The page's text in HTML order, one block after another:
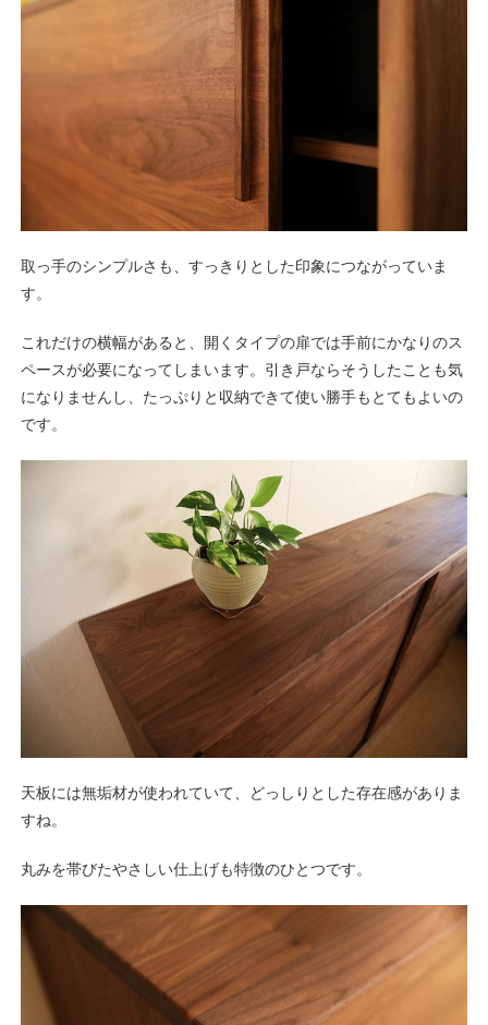
取っ手のシンプルさも、すっきりとした印象につながっていま
す。
これだけの横幅があると、開くタイプの扉では手前にかなりのス
ペースが必要になってしまいます。引き戸ならそうしたことも気
になりませんし、たっぷりと収納できて使い勝手もとてもよいの
です。
天板には無垢材が使われていて、どっしりとした存在感がありま
すね。
丸みを帯びたやさしい仕上げも特徴のひとつです。